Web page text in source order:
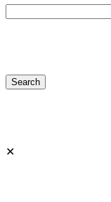
✕